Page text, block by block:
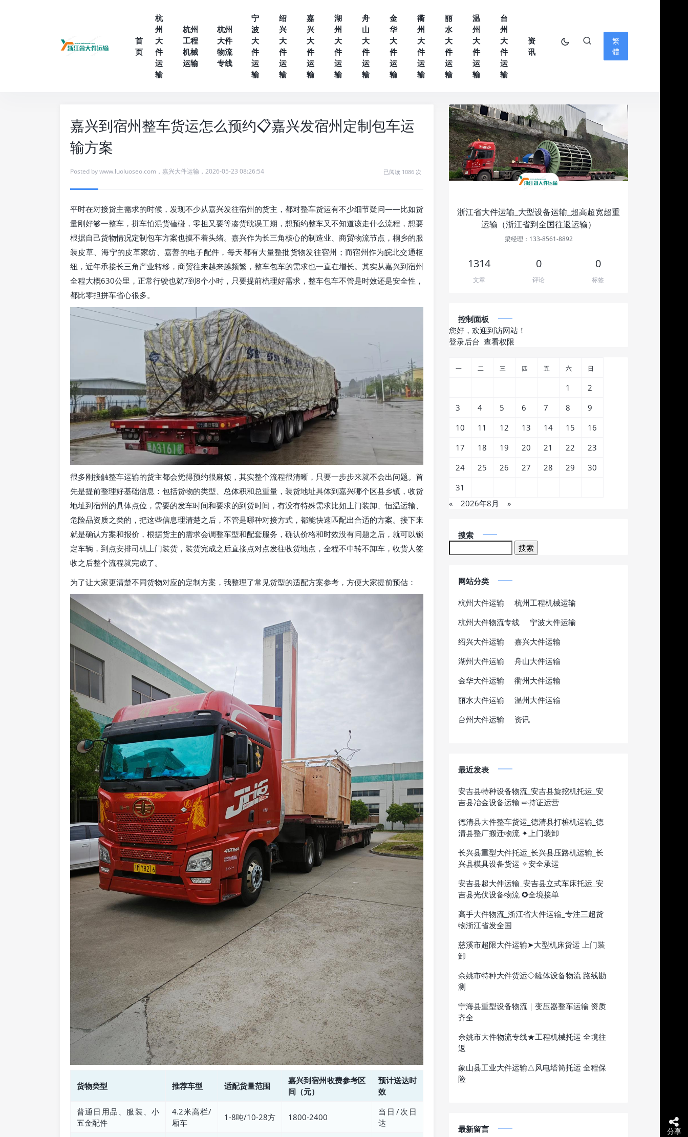
首
页
杭
州
大
件
运
输
杭州
工程
机械
运输
杭州
大件
物流
专线
宁
波
大
件
运
输
绍
兴
大
件
运
输
嘉
兴
大
件
运
输
湖
州
大
件
运
输
舟
山
大
件
运
输
金
华
大
件
运
输
衢
州
大
件
运
输
丽
水
大
件
运
输
温
州
大
件
运
输
台
州
大
件
运
输
资
讯
繁
體
嘉兴到宿州整车货运怎么预约📋嘉兴发宿州定制包车运
输方案
Posted bywww.luoluoseo.com ， 嘉兴大件运输 ， 2026-05-23 08:26:54 已阅读 1086 次
平时在对接货主需求的时候，发现不少从嘉兴发往宿州的货主，都对整车货运有不少细节疑问——比如货
量刚好够一整车，拼车怕混货磕碰，零担又要等凑货耽误工期，想预约整车又不知道该走什么流程，想要
根据自己货物情况定制包车方案也摸不着头绪。嘉兴作为长三角核心的制造业、商贸物流节点，桐乡的服
装皮草、海宁的皮革家纺、嘉善的电子配件，每天都有大量整批货物发往宿州；而宿州作为皖北交通枢
纽，近年承接长三角产业转移，商贸往来越来越频繁，整车包车的需求也一直在增长。其实从嘉兴到宿州
全程大概630公里，正常行驶也就7到8个小时，只要提前梳理好需求，整车包车不管是时效还是安全性，
都比零担拼车省心很多。
很多刚接触整车运输的货主都会觉得预约很麻烦，其实整个流程很清晰，只要一步步来就不会出问题。首
先是提前整理好基础信息：包括货物的类型、总体积和总重量，装货地址具体到嘉兴哪个区县乡镇，收货
地址到宿州的具体点位，需要的发车时间和要求的到货时间，有没有特殊需求比如上门装卸、恒温运输、
危险品资质之类的，把这些信息理清楚之后，不管是哪种对接方式，都能快速匹配出合适的方案。接下来
就是确认方案和报价，根据货主的需求会调整车型和配套服务，确认价格和时效没有问题之后，就可以锁
定车辆，到点安排司机上门装货，装货完成之后直接点对点发往收货地点，全程不中转不卸车，收货人签
收之后整个流程就完成了。
为了让大家更清楚不同货物对应的定制方案，我整理了常见货型的适配方案参考，方便大家提前预估：
货物类型 推荐车型 适配货量范围
嘉兴到宿州收费参考区
间（元）
预计送达时
效
普通日用品、服装、小
五金配件
4.2米高栏/
厢车
1-8吨/10-28方 1800-2400
当日/次日
达
浙江省大件运输_大型设备运输_超高超宽超重
运输（浙江省到全国往返运输）
梁经理：133-8561-8892
1314
文章
0
评论
0
标签
控制面板
您好，欢迎到访网站！
登录后台 查看权限
« 2026年8月 »
一 二 三 四 五 六 日
1
2
3
4 5 6 7 8
9
10
11 12 13 14 15
16
17
18 19 20 21 22
23
24
25 26 27 28 29
30
31
搜索
网站分类
杭州大件运输
杭州工程机械运输
杭州大件物流专线
宁波大件运输
绍兴大件运输
嘉兴大件运输
湖州大件运输
舟山大件运输
金华大件运输
衢州大件运输
丽水大件运输
温州大件运输
台州大件运输
资讯
最近发表
安吉县特种设备物流_安吉县旋挖机托运_安
吉县冶金设备运输 ⇨持证运营
德清县大件整车货运_德清县打桩机运输_德
清县整厂搬迁物流 ✦上门装卸
长兴县重型大件托运_长兴县压路机运输_长
兴县模具设备货运 ✧安全承运
安吉县超大件运输_安吉县立式车床托运_安
吉县光伏设备物流 ✪全境接单
高手大件物流_浙江省大件运输_专注三超货
物浙江省发全国
慈溪市超限大件运输➤大型机床货运 上门装
卸
余姚市特种大件货运◇罐体设备物流 路线勘
测
宁海县重型设备物流｜变压器整车运输 资质
齐全
余姚市大件物流专线★工程机械托运 全境往
返
象山县工业大件运输△风电塔筒托运 全程保
险
最新留言 分享